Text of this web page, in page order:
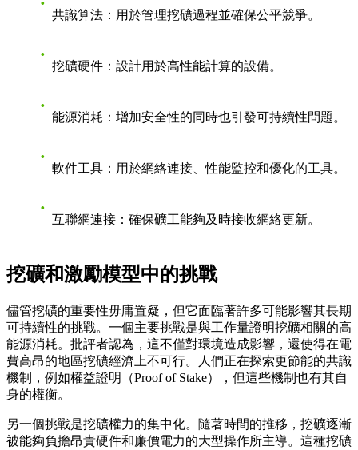
共識算法 ：用於管理挖礦過程並確保公平競爭。
挖礦硬件 ：設計用於高性能計算的設備。
能源消耗 ：增加安全性的同時也引發可持續性問題。
軟件工具 ：用於網絡連接、性能監控和優化的工具。
互聯網連接 ：確保礦工能夠及時接收網絡更新。
挖礦和激勵模型中的挑戰
儘管挖礦的重要性毋庸置疑，但它面臨著許多可能影響其長期
可持續性的挑戰。一個主要挑戰是與工作量證明挖礦相關的高
能源消耗。批評者認為，這不僅對環境造成影響，還使得在電
費高昂的地區挖礦經濟上不可行。人們正在探索更節能的共識
機制，例如權益證明（Proof of Stake），但這些機制也有其自
身的權衡。
另一個挑戰是挖礦權力的集中化。隨著時間的推移，挖礦逐漸
被能夠負擔昂貴硬件和廉價電力的大型操作所主導。這種挖礦